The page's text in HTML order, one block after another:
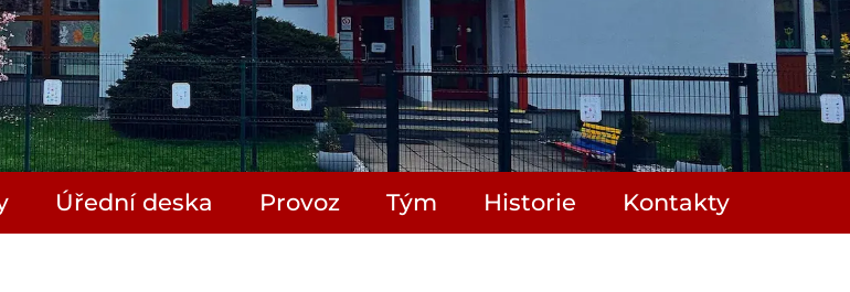
Úřední deska Provoz Tým Historie Kontakty